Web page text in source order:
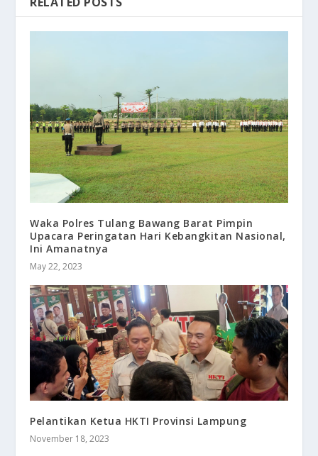
Waka Polres Tulang Bawang Barat Pimpin
Upacara Peringatan Hari Kebangkitan Nasional,
Ini Amanatnya
May 22, 2023
Pelantikan Ketua HKTI Provinsi Lampung
November 18, 2023